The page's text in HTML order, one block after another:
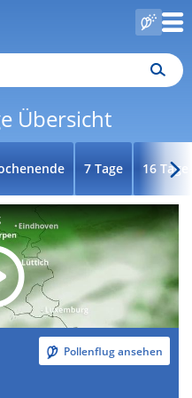
Übersicht
7 Tage 16 Tage
Pollenflug ansehen